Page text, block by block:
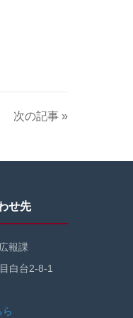
次の記事 »
せ先
報課
白台2-8-1